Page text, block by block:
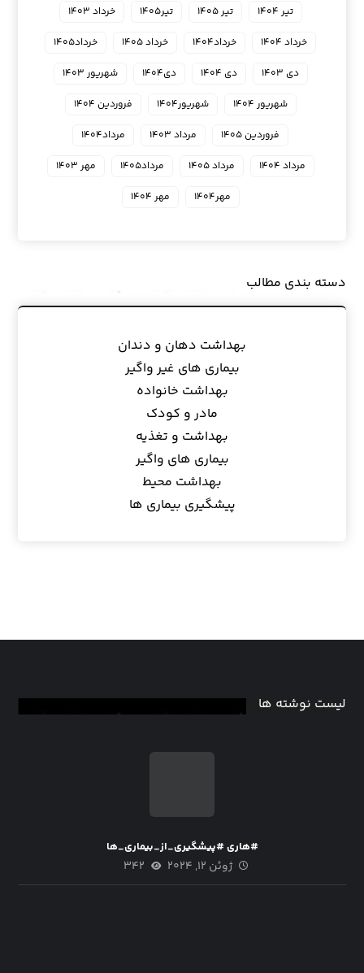
تیر ۱۴۰۴ تیر ۱۴۰۵ تیر۱۴۰۵
خرداد ۱۴۰۳
خرداد ۱۴۰۴
خرداد۱۴۰۴ خرداد ۱۴۰۵
خرداد۱۴۰۵
دی ۱۴۰۳
دی ۱۴۰۴ دی۱۴۰۴
شهریور ۱۴۰۳
شهریور ۱۴۰۴
شهریور۱۴۰۴
فروردین ۱۴۰۴
فروردین ۱۴۰۵
مرداد ۱۴۰۳
مرداد۱۴۰۴
مرداد ۱۴۰۴
مرداد ۱۴۰۵ مرداد۱۴۰۵
مهر ۱۴۰۳
مهر۱۴۰۴
مهر ۱۴۰۴
دسته بندی مطالب
بهداشت دهان و دندان
بیماری های غیر واگیر
بهداشت خانواده
مادر و کودک
بهداشت و تغذیه
بیماری های واگیر
بهداشت محیط
پیشگیری بیماری ها
لیست نوشته ها
#هاری #پیشگیری_از_بیماری_ها
ژوئن ۱۲, ۲۰۲۴ ۳۴۲